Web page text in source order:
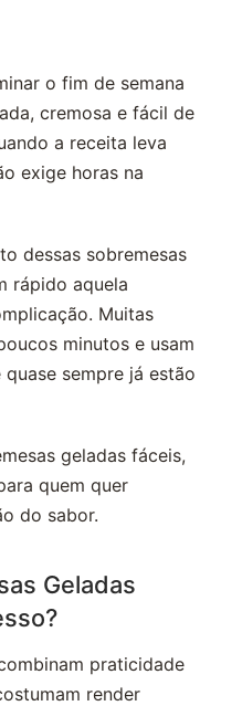
o fim de semana
cremosa e fácil de
a receita leva
exige horas na
dessas sobremesas
rápido aquela
Muitas
minutos e usam
sempre já estão
geladas fáceis,
quem quer
do sabor.
Geladas
praticidade
render